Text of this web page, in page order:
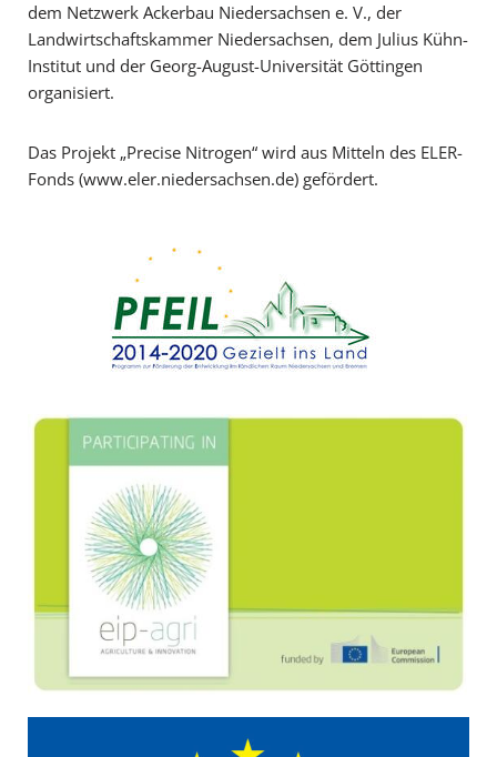
dem Netzwerk Ackerbau Niedersachsen e. V., der
Landwirtschaftskammer Niedersachsen, dem Julius Kühn-
Institut und der Georg-August-Universität Göttingen
organisiert.
Das Projekt „Precise Nitrogen“ wird aus Mitteln des ELER-
Fonds (www.eler.niedersachsen.de) gefördert.